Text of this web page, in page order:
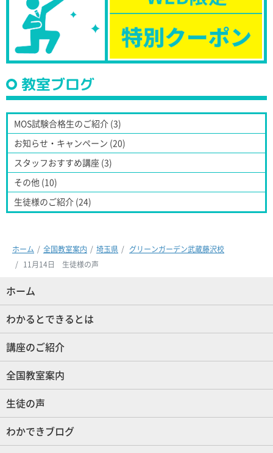
教室ブログ
MOS試験合格生のご紹介 (3)
お知らせ・キャンペーン (20)
スタッフおすすめ講座 (3)
その他 (10)
生徒様のご紹介 (24)
ホーム 全国教室案内 埼玉県
グリーンガーデン武蔵藤沢校
11月14日 生徒様の声
ホーム
わかるとできるとは
講座のご紹介
全国教室案内
生徒の声
わかできブログ